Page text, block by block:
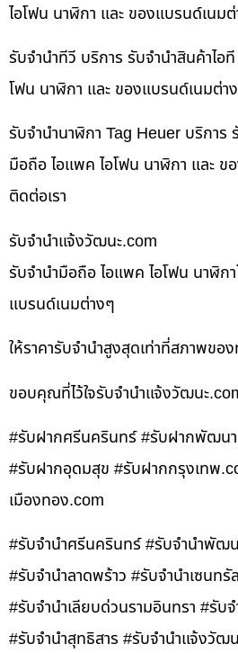
ไอโฟน นาฬิกา และ ของแบรนด์เนม
รับจำนำทีวี บริการ รับจำนำสินค้าไอ
โฟน นาฬิกา และ ของแบรนด์เนมต่า
รับจำนำนาฬิกา Tag Heuer บริการ
มือถือ ไอแพค ไอโฟน นาฬิกา และ ข
ติดต่อเรา
รับจํานําแจ้งวัฒนะ.com
รับจำนำมือถือ ไอแพค ไอโฟน นาฬิก
แบรนด์เนมต่างๆ
ให้ราคารับจำนำสูงสุดเท่าที่สภาพขอ
ขอบคุณที่ไว้ใจรับจำนำแจ้งวัฒนะ
#รับฝากศรีนครินทร์ #รับฝากพัฒนา
#รับฝากอุดมสุข #รับฝากกรุงเทพ
เมืองทอง.com
#รับจำนำศรีนครินทร์ #รับจำนำพัฒ
#รับจำนำลาดพร้าว #รับจำนำเซนทรั
#รับจำนำเลียบด่วนรามอินทรา #รับ
#รับจำนำสุทธิสาร #รับจำนำแจ้งวัฒ